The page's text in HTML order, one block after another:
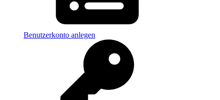
Benutzerkonto anlegen